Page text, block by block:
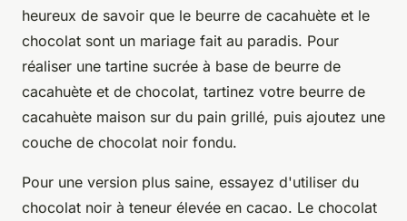
heureux de savoir que le beurre de cacahuète et le
chocolat sont un mariage fait au paradis. Pour
réaliser une tartine sucrée à base de beurre de
cacahuète et de chocolat, tartinez votre beurre de
cacahuète maison sur du pain grillé, puis ajoutez une
couche de chocolat noir fondu.
Pour une version plus saine, essayez d'utiliser du
chocolat noir à teneur élevée en cacao. Le chocolat